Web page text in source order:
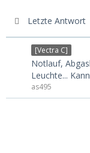
Letzte Antwort
[Vectra C]
Notlauf,
Leuchte...
as495